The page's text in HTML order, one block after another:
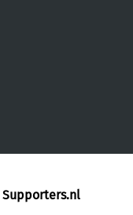
Supporters.nl